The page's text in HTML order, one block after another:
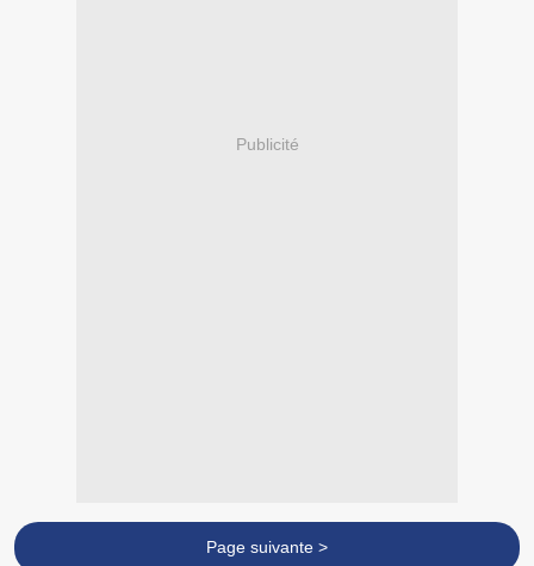
Publicité
Page suivante >